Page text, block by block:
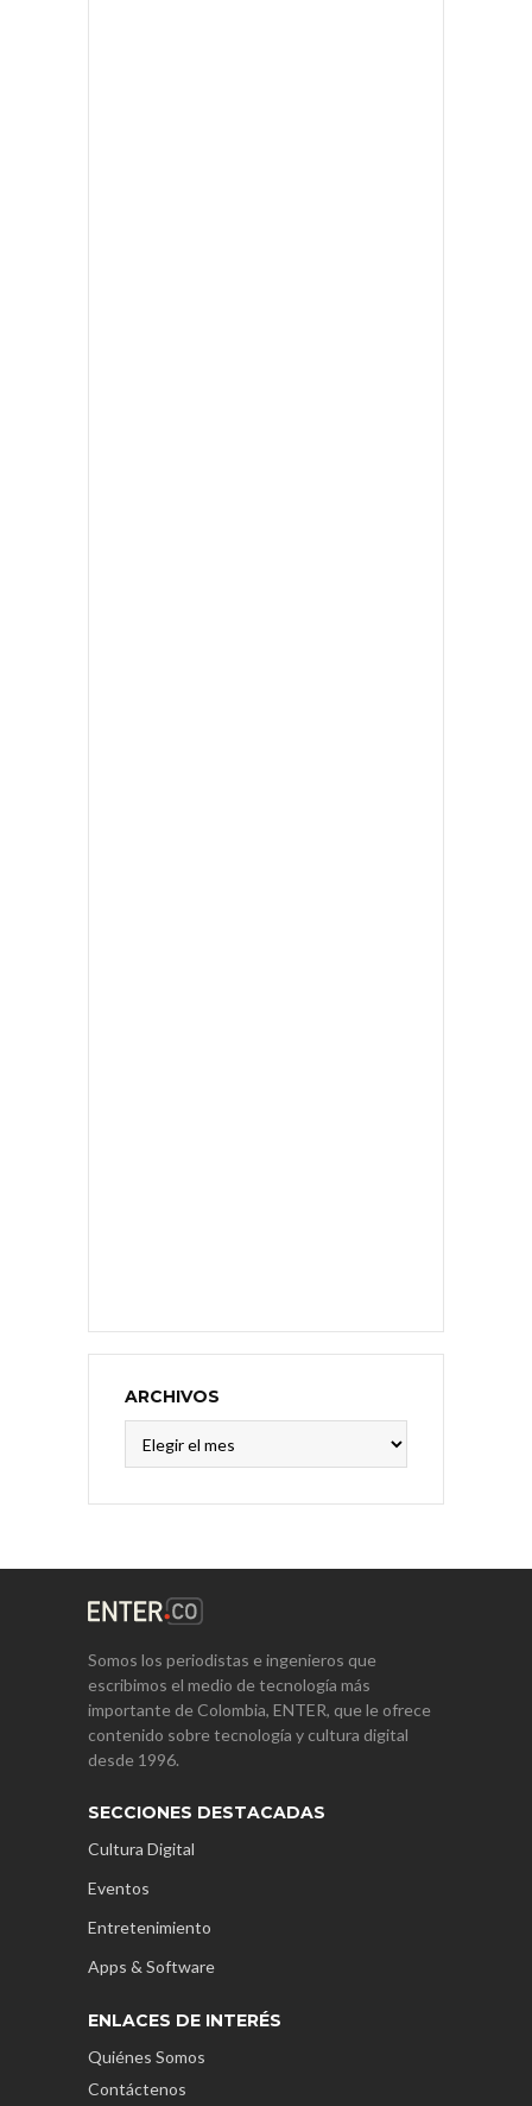
ARCHIVOS
Somos los periodistas e ingenieros que
escribimos el medio de tecnología más
importante de Colombia, ENTER, que le ofrece
contenido sobre tecnología y cultura digital
desde 1996.
SECCIONES DESTACADAS
Cultura Digital
Eventos
Entretenimiento
Apps & Software
ENLACES DE INTERÉS
Quiénes Somos
Contáctenos